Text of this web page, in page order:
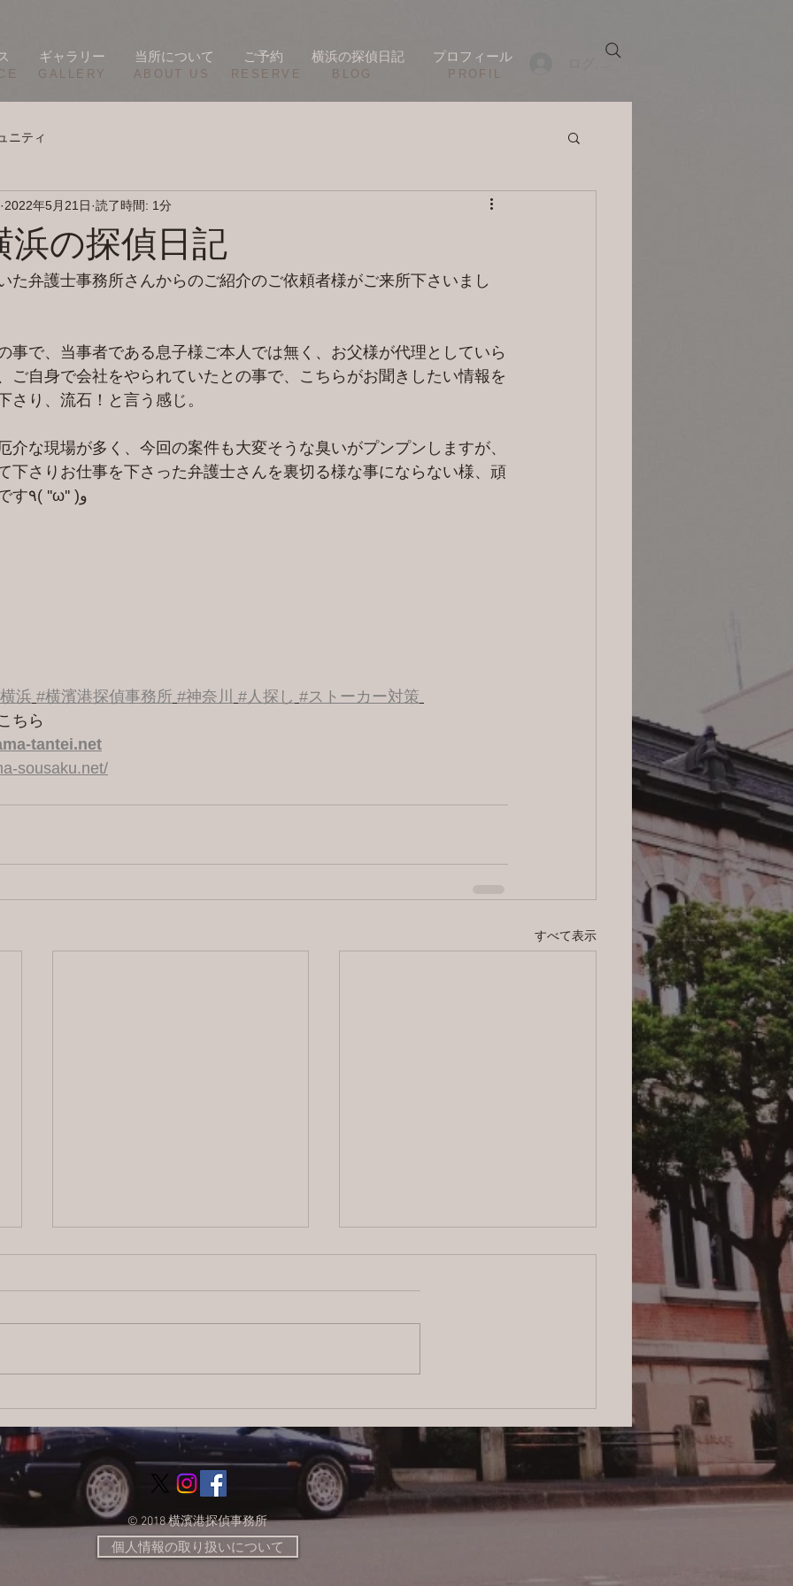
ログイン
ギャラリー 当所について ご予約 横浜の探偵日記 プロフィール
​GALLERY ​ABOUT US ​PROFIL
RESERVE BLOG
ニティ
浜の探偵日記
2022年5月21日 読了時間: 1分
た弁護士事務所さんからのご紹介のご依頼者様がご来所下さいまし
事で、当事者である息子様ご本人では無く、お父様が代理としていら
ご自身で会社をやられていたとの事で、こちらがお聞きしたい情報を
さり、流石！と言う感じ。
介な現場が多く、今回の案件も大変そうな臭いがプンプンしますが、
下さりお仕事を下さった弁護士さんを裏切る様な事にならない様、頑
張らねばと言う感じです٩( ''ω'' )و
浜 #横濱港探偵事務所 #神奈川 #人探し #ストーカー対策
ちら
tantei.net
sousaku.net/
すべて表示
日目〜
ス：信頼と安心をお届けする
調査のプロフェッショナル
© 2018 横濱港探偵事務所
個人情報の取り扱いについて